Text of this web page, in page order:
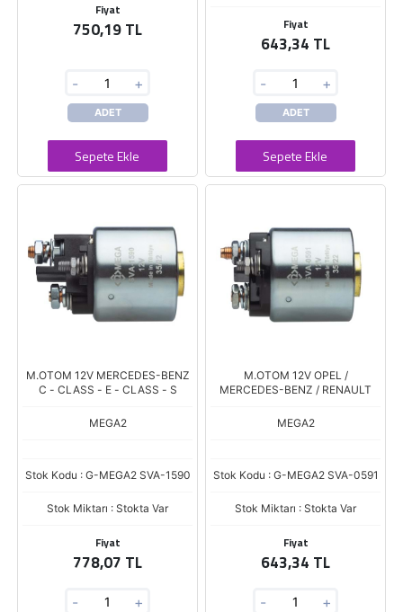
Fiyat
750,19 TL
- +
ADET
Sepete Ekle
Fiyat
643,34 TL
- +
ADET
Sepete Ekle
M.OTOM 12V MERCEDES-BENZ
C - CLASS - E - CLASS - S
MEGA2
Stok Kodu : G-MEGA2 SVA-1590
Stok Miktarı : Stokta Var
Fiyat
778,07 TL
- +
M.OTOM 12V OPEL /
MERCEDES-BENZ / RENAULT
MEGA2
Stok Kodu : G-MEGA2 SVA-0591
Stok Miktarı : Stokta Var
Fiyat
643,34 TL
- +